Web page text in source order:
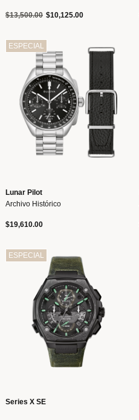
Precio reducido de
$13,500.00a$10,125.00
ESPECIAL
Lunar Pilot
Archivo Histórico
$19,610.00
ESPECIAL
Series X SE